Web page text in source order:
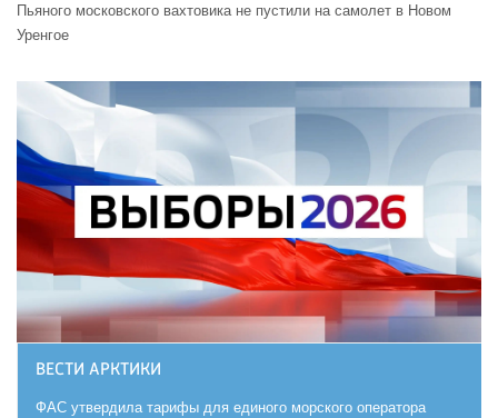
Пьяного московского вахтовика не пустили на самолет в Новом
Уренгое
ВЕСТИ АРКТИКИ
ФАС утвердила тарифы для единого морского оператора